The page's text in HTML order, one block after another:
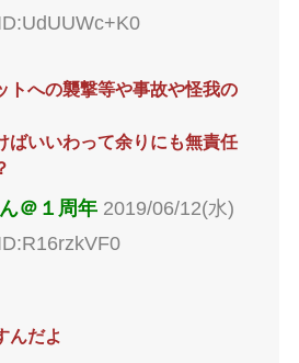
トへの襲撃等や事故や怪我の
ばいいわって余りにも無責任
＠１周年 2019/06/12(水)
んだよ